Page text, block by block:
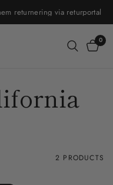
returnering via returportal
0
2 PRODUCTS